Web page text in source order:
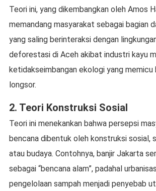
Teori ini, yang dikembangkan oleh Amos
memandang masyarakat sebagai bagian
yang saling berinteraksi dengan
deforestasi di Aceh akibat industri kayu
ketidakseimbangan ekologi yang memicu
longsor.
2. Teori Konstruksi Sosial
Teori ini menekankan bahwa persepsi
bencana dibentuk oleh konstruksi sosial,
atau budaya. Contohnya, banjir Jakarta
sebagai “bencana alam”, padahal
pengelolaan sampah menjadi penyebab